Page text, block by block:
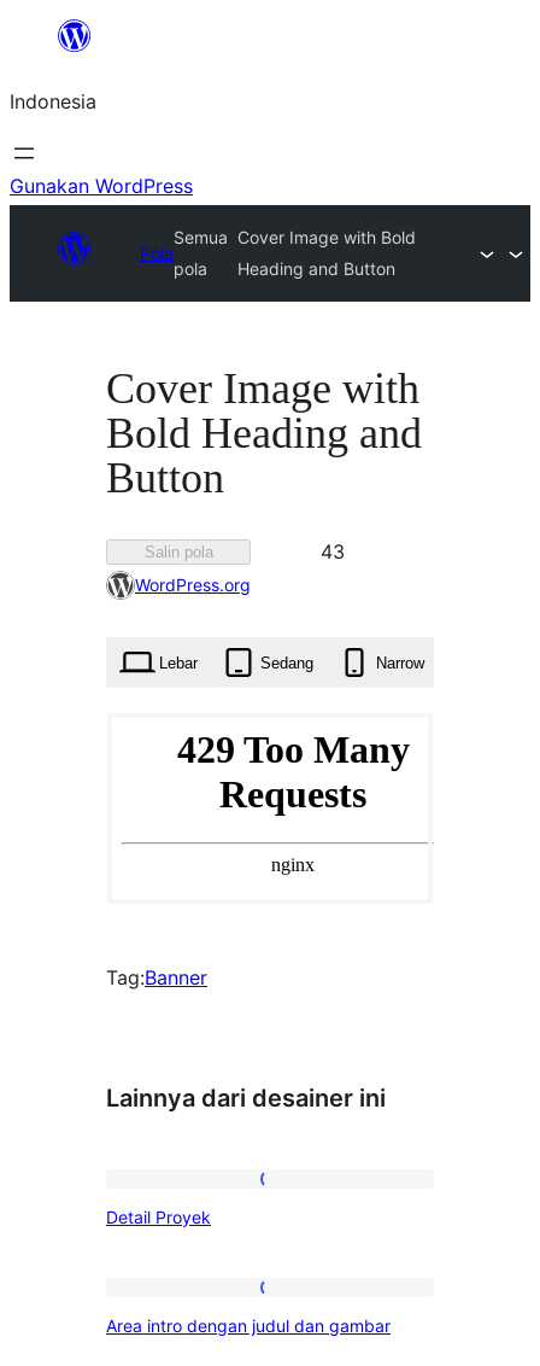
Lewati
konten
Indonesia
Gunakan WordPress
Pola
Semua
pola
Cover Image with Bold
Heading and Button
Cover Image with
Bold Heading and
Button
Salin pola
Difavoritkan
43
WordPress.org
Lebar Sedang Narrow
Tag:Banner
Lainnya dari desainer ini
Detail Proyek
intro
Area intro dengan judul dan gambar